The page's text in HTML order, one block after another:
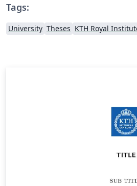
Tags:
University Theses